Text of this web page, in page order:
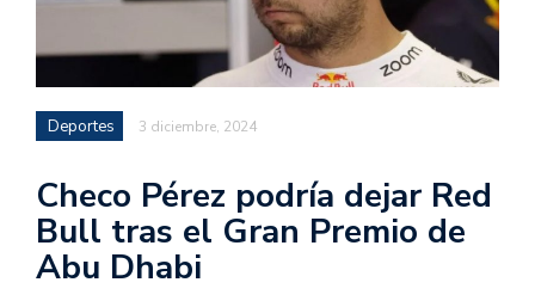
Deportes 3 diciembre, 2024
Checo Pérez podría dejar Red
Bull tras el Gran Premio de
Abu Dhabi